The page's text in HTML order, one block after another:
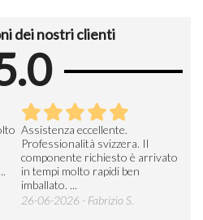
dei nostri clienti
Assistenza eccellente.
Professionalità svizzera. Il
componente richiesto è arrivato
in tempi molto rapidi ben
imballato. ...
26-06-2026 - Fabrizio S.